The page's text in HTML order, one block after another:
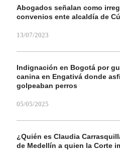
Abogados señalan como
convenios ente alcaldía de
13/07/2023
Indignación en Bogotá por
canina en Engativá donde
golpeaban perros
05/05/2025
¿Quién es Claudia
de Medellín a quien la Corte